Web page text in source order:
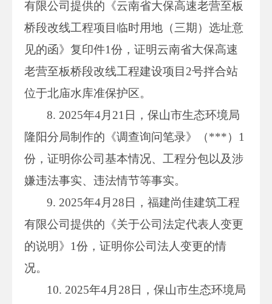
有限公司提供的《云南省大保高速老营至板
桥段改线工程项目临时用地（三期）选址意
见的函》复印件1份，证明云南省大保高速
老营至板桥段改线工程建设项目2号拌合站
位于北庙水库准保护区。
8. 2025年4月21日，保山市生态环境局
隆阳分局制作的《调查询问笔录》（***）1
份，证明你公司基本情况、工程分包以及涉
嫌违法事实、违法情节等事实。
9. 2025年4月28日，福建尚佳建筑工程
有限公司提供的《关于公司法定代表人变更
的说明》1份，证明你公司法人变更的情
况。
10. 2025年4月28日，保山市生态环境局